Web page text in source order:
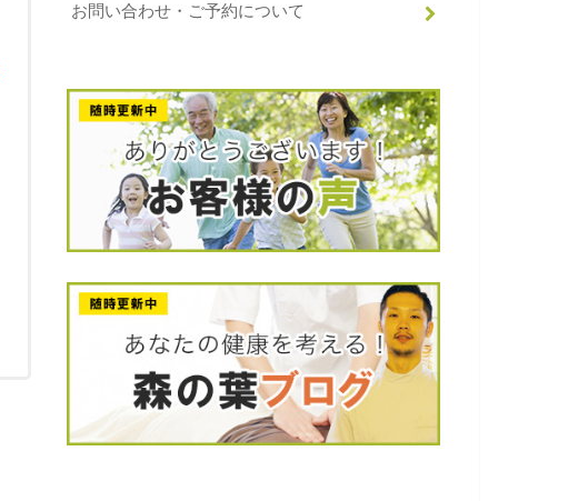
お問い合わせ・ご予約について